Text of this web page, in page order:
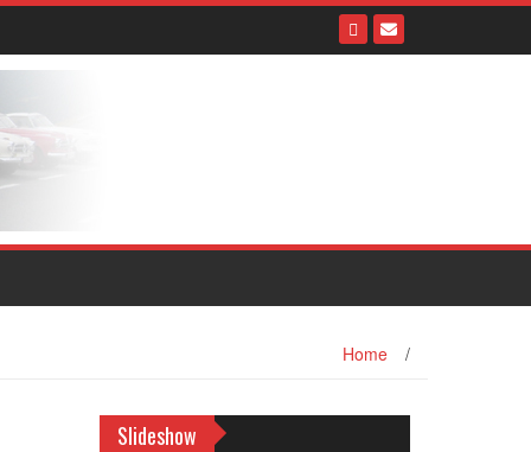
Home /
Slideshow